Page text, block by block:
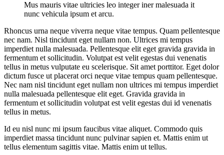
Mus mauris vitae ultricies leo integer iner malesuada it
nunc vehicula ipsum et arcu.
Rhoncus urna neque viverra neque vitae tempus. Quam pellentesque
nec nam. Nisl tincidunt eget nullam non. Ultrices mi tempus
imperdiet nulla malesuada. Pellentesque elit eget gravida gravida in
fermentum et sollicitudin. Volutpat est velit egestas dui venenatis
tellus in metus vulputate eu scelerisque. Sit amet porttitor. Eget dolor
dictum fusce ut placerat orci neque vitae tempus quam pellentesque.
Nec nam nisl tincidunt eget nullam non ultrices mi tempus imperdiet
nulla malesuada pellentesque elit eget. Gravida gravida in
fermentum et sollicitudin volutpat est velit egestas dui id venenatis
tellus in metus.
Id eu nisl nunc mi ipsum faucibus vitae aliquet. Commodo quis
imperdiet massa tincidunt nunc pulvinar sapien et. Mattis enim ut
tellus elementum sagittis vitae. Mattis enim ut tellus.